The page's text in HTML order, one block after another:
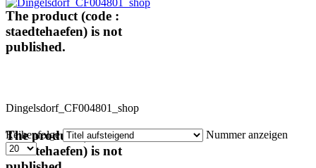
The product (code :
staedtehaefen) is not
published.
Dingelsdorf_CF004801_shop
The product (code :
staedtehaefen) is not
Reihenfolge Nummer anzeigen